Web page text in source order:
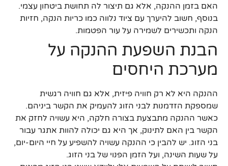
האם בזמן ההנקה, אלא גם תיצור לה תחושת ביטחון עצמי.
בנוסף, חשוב להיערך עם ציוד נלווה כמו כריות הנקה, חזיות
הנקה ותכשירים לשמירה על עור הפטמות.
הבנת השפעת ההנקה על
מערכת היחסים
ההנקה היא לא רק חוויה פיזית, אלא גם חוויה רגשית
שמספקת הזדמנות לבני הזוג להעמיק את הקשר ביניהם.
כאשר ההנקה מתבצעת בצורה חלקה, היא עשויה לחזק את
הקשר בין האם לתינוק, אך היא גם יכולה להוות אתגר עבור
בני הזוג. יש להבין כי ההנקה עשויה להשפיע על חיי היום-יום,
על שעות השינה, ועל הזמן הפנוי של בני הזוג.